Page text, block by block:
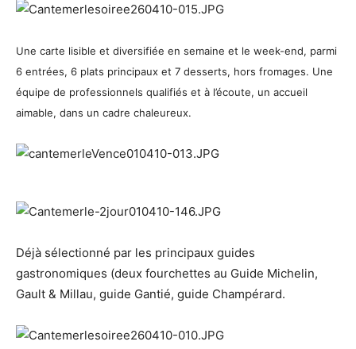
Une carte lisible et diversifiée en semaine et le week-end, parmi
6 entrées, 6 plats principaux et 7 desserts, hors fromages. Une
équipe de professionnels qualifiés et à l’écoute, un accueil
aimable, dans un cadre chaleureux.
Déjà sélectionné par les principaux guides
gastronomiques (deux fourchettes au Guide Michelin,
Gault & Millau, guide Gantié, guide Champérard.